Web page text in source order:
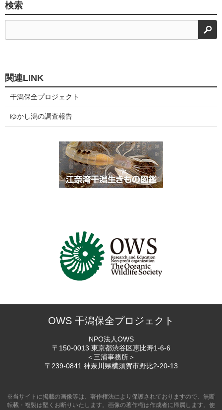
検索
検
関連LINK
干潟保全プロジェクト
ゆかし潟の調査報告
OWS 干潟保全プロジェクト
NPO法人OWS
〒150-0013 東京都渋谷区恵比寿1-6-6
＜三浦事務所＞
〒239-0841 神奈川県横須賀市野比2-20-13
※当サイトに掲載の画像等は、著作権法により保護されておりますので、無断
転載・複製は堅くお断りいたします。画像の著作権は作成者に帰属します。使